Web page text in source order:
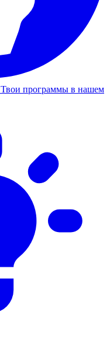
Твои программы в нашем